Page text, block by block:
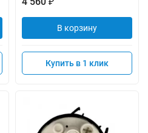
₽
В корзину
Купить в 1 клик